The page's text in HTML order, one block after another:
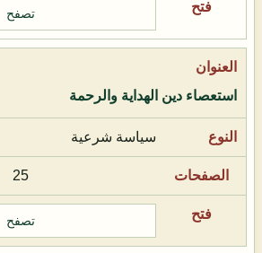
تصفح
استعصاء دين الهداية والرحمة
سياسة شرعية
25
تصفح